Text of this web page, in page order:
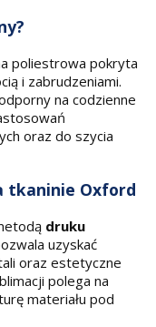
poliestrowa pokryta
i zabrudzeniami.
na codzienne
oraz do szycia
tkaninie Oxford
druku
uzyskać
oraz estetyczne
polega na
materiału pod